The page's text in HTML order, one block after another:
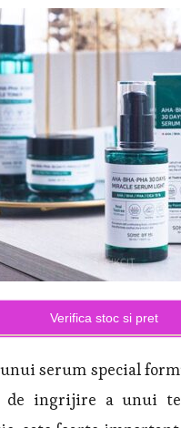
Verifica stoc si pret
serum special
ingrijire a unui